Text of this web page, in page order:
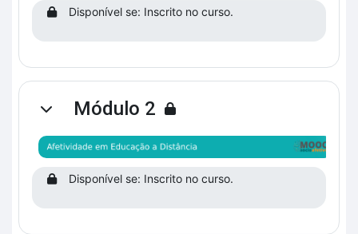
Disponível se: Inscrito no curso.
ContrairMódulo 2
Disponível se: Inscrito no curso.